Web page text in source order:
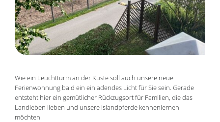
Wie ein Leuchtturm an der Küste soll auch unsere neue
Ferienwohnung bald ein einladendes Licht für Sie sein. Gerade
entsteht hier ein gemütlicher Rückzugsort für Familien, die das
Landleben lieben und unsere Islandpferde kennenlernen
möchten.